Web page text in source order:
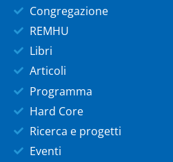
Congregazione
REMHU
Libri
Articoli
Programma
Hard Core
Ricerca e progetti
Eventi